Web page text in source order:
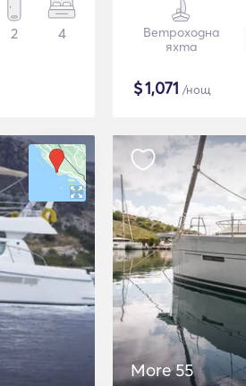
2 4
Ветроходна
яхта
$1,071 /нощ
More 55